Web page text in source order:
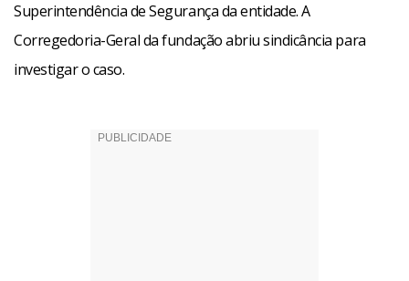
Superintendência de Segurança da entidade. A
Corregedoria-Geral da fundação abriu sindicância para
investigar o caso.